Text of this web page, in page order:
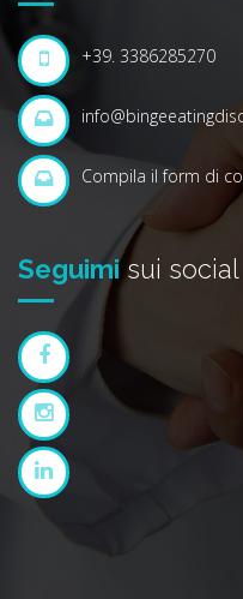
+39. 3386285270
Compila il form di
Seguimisui social